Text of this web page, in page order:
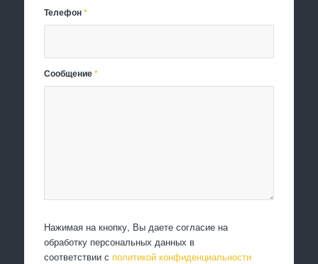
Телефон*
Сообщение*
Нажимая на кнопку, Вы даете согласие на
обработку персональных данных в
соответствии с политикой конфиденциальности